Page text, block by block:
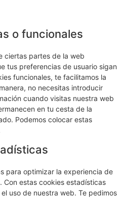
o funcionales
ciertas partes de la web
tus preferencias de usuario sigan
funcionales, te facilitamos la
no necesitas introducir
cuando visitas nuestra web
en tu cesta de la
Podemos colocar estas
para optimizar la experiencia de
Con estas cookies estadísticas
uso de nuestra web. Te pedimos